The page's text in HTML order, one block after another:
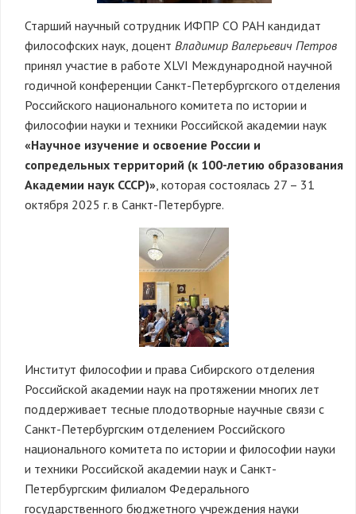
Старший научный сотрудник ИФПР СО РАН кандидат
философских наук, доцент Владимир Валерьевич Петров
принял участие в работе XLVI Международной научной
годичной конференции Санкт-Петербургского отделения
Российского национального комитета по истории и
философии науки и техники Российской академии наук
«Научное изучение и освоение России и
сопредельных территорий (к 100-летию образования
Академии наук СССР)», которая состоялась 27 – 31
октября 2025 г. в Санкт-Петербурге.
Институт философии и права Сибирского отделения
Российской академии наук на протяжении многих лет
поддерживает тесные плодотворные научные связи с
Санкт-Петербургским отделением Российского
национального комитета по истории и философии науки
и техники Российской академии наук и Санкт-
Петербургским филиалом Федерального
государственного бюджетного учреждения науки